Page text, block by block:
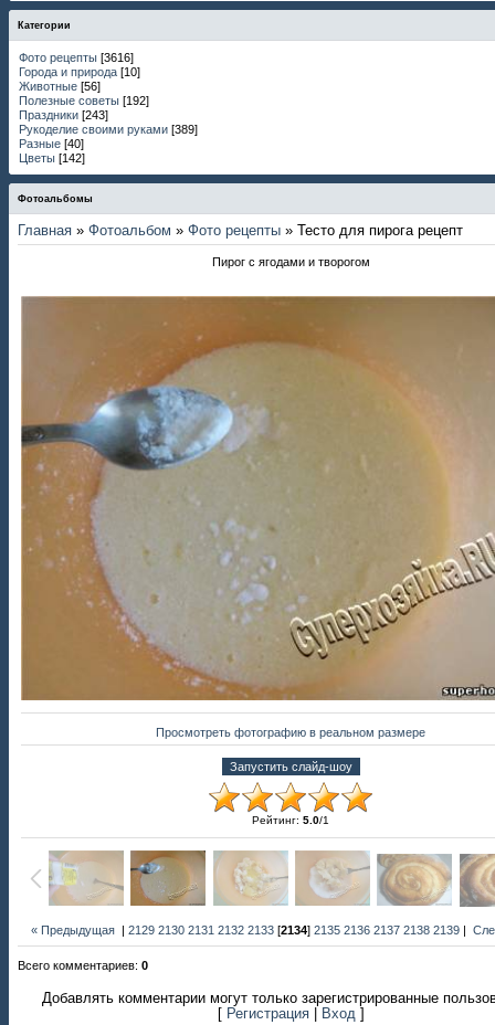
Категории
Фото рецепты [3616]
Города и природа [10]
Животные [56]
Полезные советы [192]
Праздники [243]
Рукоделие своими руками [389]
Разные [40]
Цветы [142]
Фотоальбомы
Главная » Фотоальбом » Фото рецепты » Тесто для пирога рецепт
Пирог с ягодами и творогом
Просмотреть фотографию в реальном размере
Рейтинг: 5.0/1
« Предыдущая |2129 2130 2131 2132 2133 [2134]2135 2136 2137 2138 2139 |
Всего комментариев: 0
Добавлять комментарии могут только зарегистрированные
Регистрация Вход